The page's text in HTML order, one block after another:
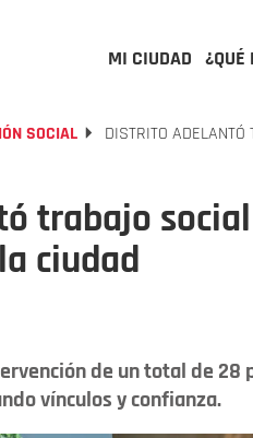
MI CIUDAD ¿QUÉ
SOCIAL DISTRITO
trabajo
ciudad
de un total de
vínculos y confianza.